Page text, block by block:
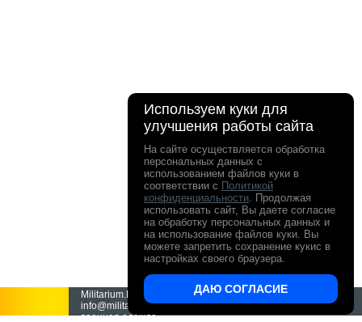
Militarium.Ru - интернет-магазин Милитариум.
info@militarium.ru ООО "Все о поиске" Камуфляж и
военная одежда.
Используем куки для
улучшения работы сайта
На сайте осуществляется обработка
персональных данных с
использованием файлов куки в
соответствии с Политикой
конфиденциальности. Продолжая
использовать сайт, Вы даете согласие
на обработку персональных данных и
на использование файлов куки. Вы
можете запретить сохранение кукис в
настройках своего браузера.
ДАЮ СОГЛАСИЕ